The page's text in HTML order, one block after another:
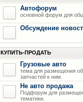
Автофорум
основной форум для
Обсуждение
КУПИТЬ-ПРОДАТЬ
Грузовые авто
тема для размещения
запчастей к ним.
Не авто продажа
Подфорум для
тематики.